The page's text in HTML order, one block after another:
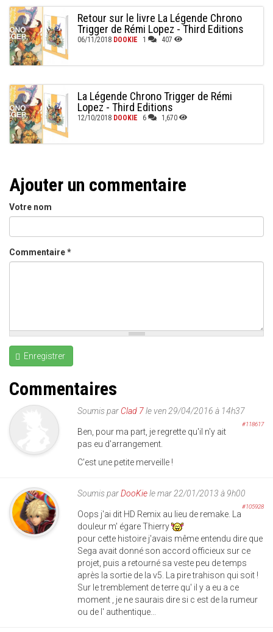
Retour sur le livre La Légende Chrono
Trigger de Rémi Lopez - Third Editions
06/11/2018 DOOKIE 1 407
La Légende Chrono Trigger de Rémi
Lopez - Third Editions
12/10/2018 DOOKIE 6 1,670
Ajouter un commentaire
Votre nom
Commentaire*
Enregistrer
Commentaires
Soumis par Clad 7le ven 29/04/2016 à 14h37
#118617
Ben, pour ma part, je regrette qu'il n'y ait
pas eu d'arrangement.
C'est une petite merveille !
Soumis parDooKiele mar 22/01/2013 à 9h00
#105928
Oops j'ai dit HD Remix au lieu de remake. La
douleur m' égare Thierry
pour cette histoire j'avais même entendu dire que
Sega avait donné son accord officieux sur ce
projet, puis a retourné sa veste peu de temps
après la sortie de la v5. La pire trahison qui soit !
Sur le tremblement de terre qu' il y a eu a ce
moment , je ne saurais dire si c est de la rumeur
ou de l' authentique...